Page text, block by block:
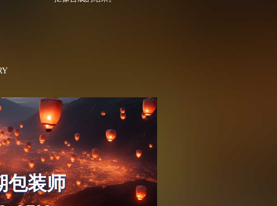
龙妈的龙宝宝也是
后期制作合成上的。
薪资